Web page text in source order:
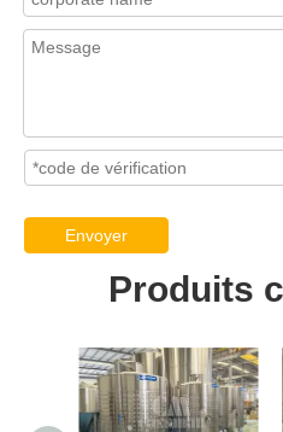
Envoyer
Produits